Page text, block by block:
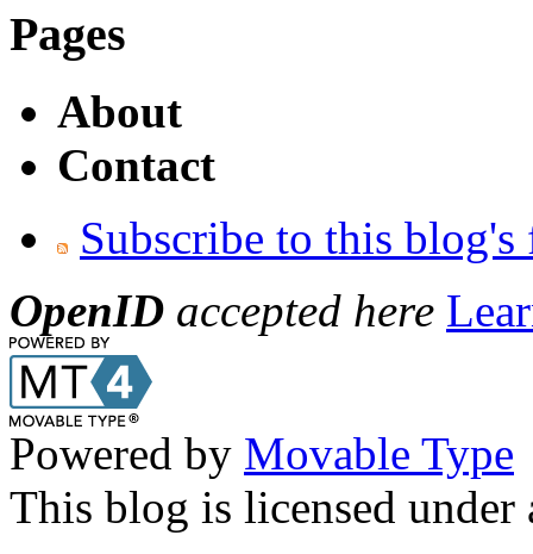
Pages
About
Contact
Subscribe to this blog's
OpenID accepted here
Powered by Movable Type
This blog is licensed under